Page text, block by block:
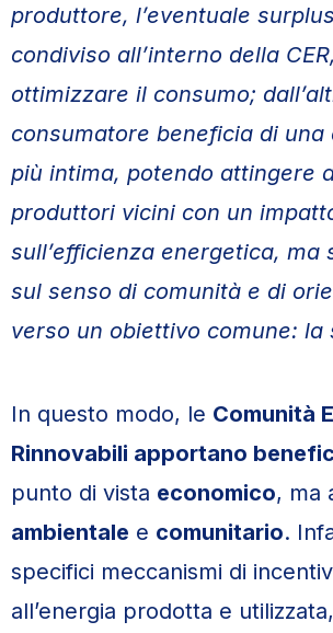
produttore, l’eventuale
condiviso all’interno della
ottimizzare il consumo;
consumatore beneficia di una
più intima, potendo attingere
produttori vicini con un
sull’efficienza energetica, ma
sul senso di comunità e di
verso un obiettivo comune: la
In questo modo, le Comunità
Rinnovabili apportano
punto di vista economico, ma
ambientale e comunitario.
specifici meccanismi di
all’energia prodotta e utilizzata,